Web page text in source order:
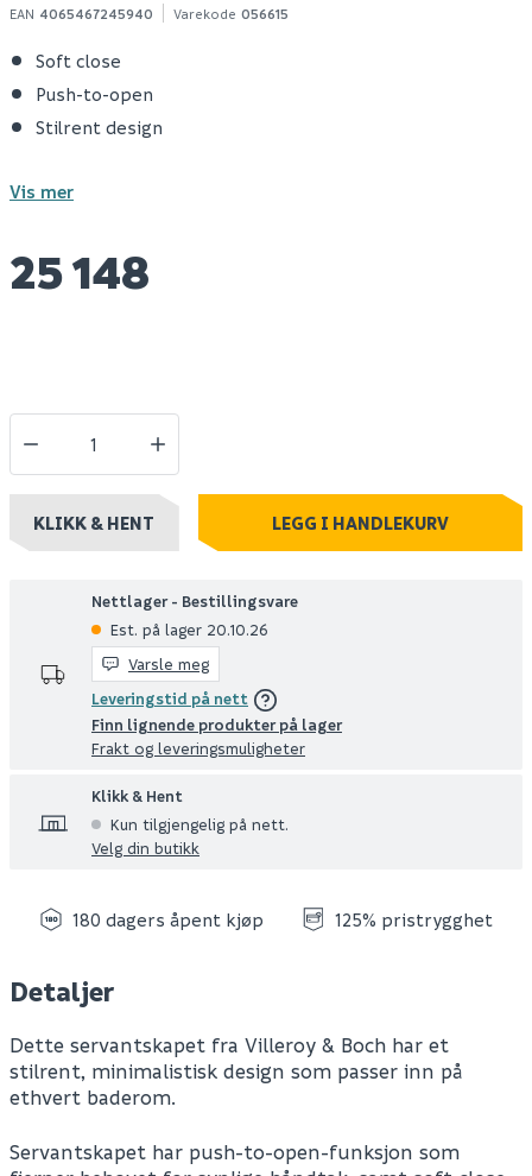
EAN 4065467245940 Varekode 056615
Soft close
Push-to-open
Stilrent design
Vis mer
25 148
KLIKK & HENT LEGG I HANDLEKURV
Nettlager - Bestillingsvare
Est. på lager 20.10.26
Varsle meg
Leveringstid på nett
Finn lignende produkter på lager
Frakt og leveringsmuligheter
Klikk & Hent
Kun tilgjengelig på nett.
Velg din butikk
180 dagers åpent kjøp 125% pristrygghet
Detaljer
Dette servantskapet fra Villeroy & Boch har et
stilrent, minimalistisk design som passer inn på
ethvert baderom.
Servantskapet har push-to-open-funksjon som